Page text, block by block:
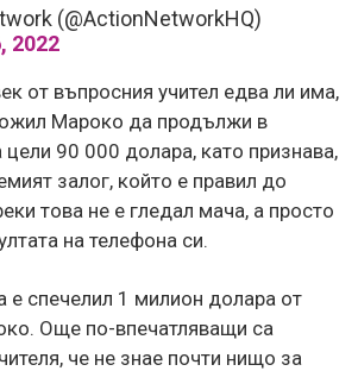
(@ActionNetworkHQ)
2022
от въпросния учител едва ли има,
Мароко да продължи в
90 000 долара, като признава,
залог, който е правил до
това не е гледал мача, а просто
на телефона си.
е спечелил 1 милион долара от
Още по-впечатляващи са
че не знае почти нищо за